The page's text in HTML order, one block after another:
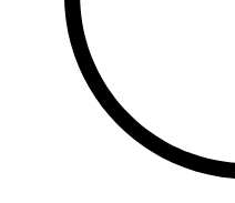
Баулы
107,5 FM
Биләр